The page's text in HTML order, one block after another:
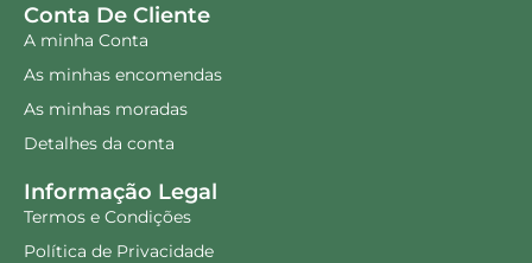
Conta De Cliente
A minha Conta
As minhas encomendas
As minhas moradas
Detalhes da conta
Informação Legal
Termos e Condições
Política de Privacidade